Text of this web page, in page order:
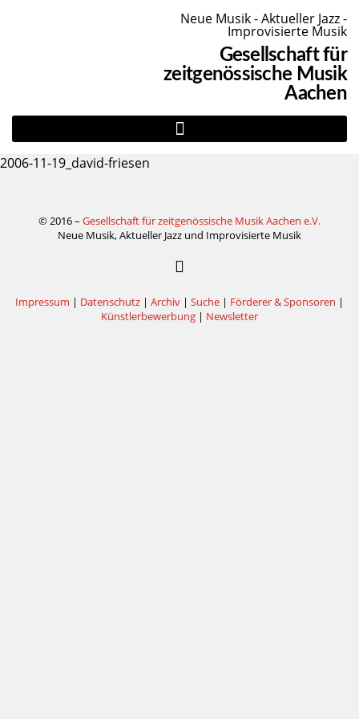
Neue Musik - Aktueller Jazz -
Improvisierte Musik
Gesellschaft für
zeitgenössische Musik
Aachen
2006-11-19_david-friesen
© 2016 – Gesellschaft für zeitgenössische Musik Aachen e.V.
Neue Musik, Aktueller Jazz und Improvisierte Musik
Impressum | Datenschutz | Archiv | Suche | Förderer & Sponsoren |
Künstlerbewerbung | Newsletter